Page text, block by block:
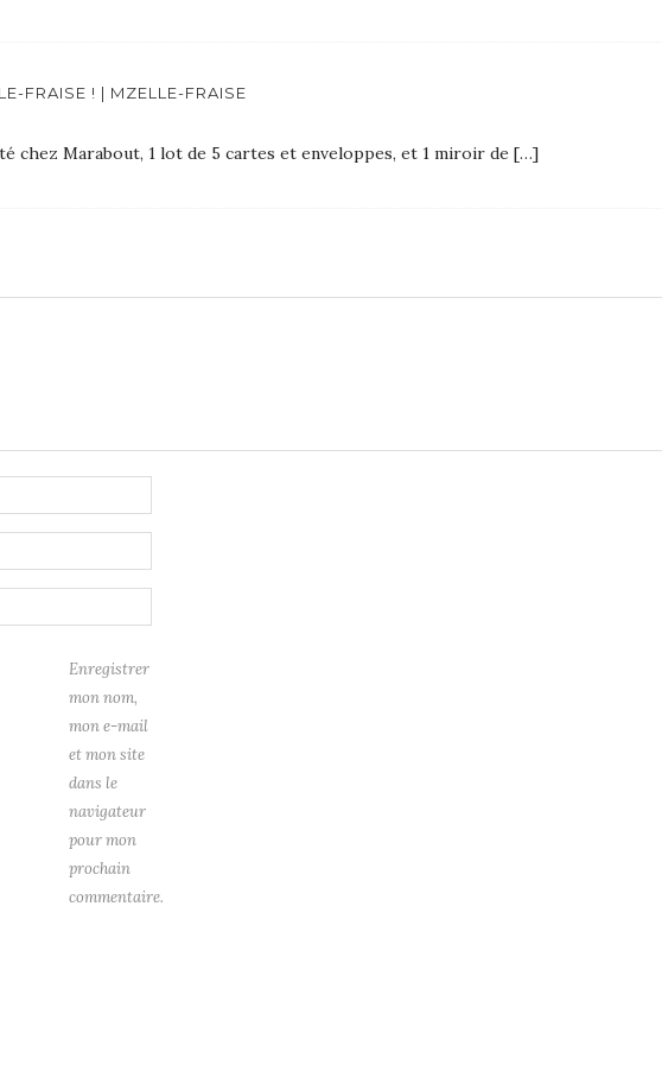
FRAISE ! | MZELLE-FRAISE
chez Marabout, 1 lot de 5 cartes et enveloppes, et 1 miroir de […]
Enregistrer
mon nom,
mon e-mail
et mon site
dans le
navigateur
pour mon
prochain
commentaire.